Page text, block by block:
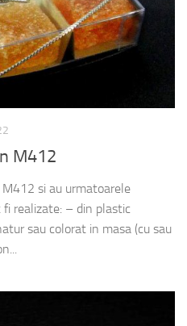
M412
si au urmatoarele
realizate: – din plastic
sau colorat in masa (cu sau